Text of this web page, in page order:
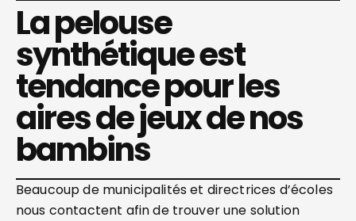
La pelouse
synthétique est
tendance pour les
aires de jeux de nos
bambins
Beaucoup de municipalités et directrices d’écoles
nous contactent afin de trouver une solution